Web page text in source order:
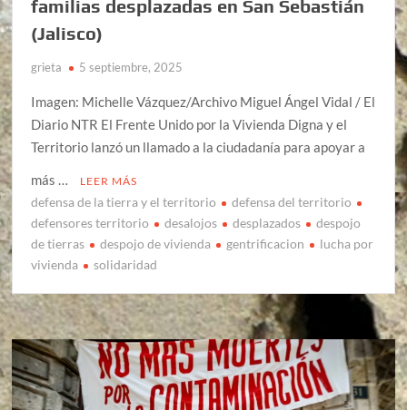
familias desplazadas en San Sebastián
(Jalisco)
grieta 5 septiembre, 2025
Imagen: Michelle Vázquez/Archivo Miguel Ángel Vidal / El
Diario NTR El Frente Unido por la Vivienda Digna y el
Territorio lanzó un llamado a la ciudadanía para apoyar a
más …
LEER MÁS
defensa de la tierra y el territorio
defensa del territorio
defensores territorio
desalojos desplazados
despojo
de tierras
despojo de vivienda gentrificacion
lucha por
vivienda
solidaridad